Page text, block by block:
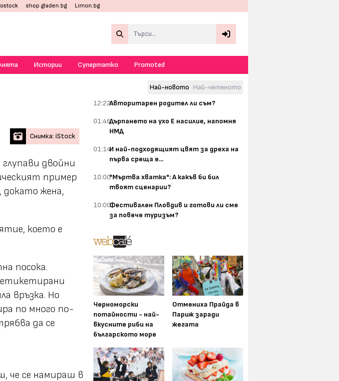
shop.gladen.bg Limon.bg
Истории Супертатко Promoted
Снимка: iStock
двойни
пример
докато жена,
което е
посока.
връзка. Но
по много по-
да се
че се намираш в
Най-новото Най-четеното
12:22Авторитарен родител ли съм?
01:46Дърпането на ухо Е насилие, напомня
НМД
01:14И най-подходящият цвят за дреха на
първа среща е...
10:00"Мъртва хватка": А какъв би бил
твоят сценарии?
10:00Фестивален Пловдив и готови ли сме
за повече туризъм?
Черноморски
потайности - най-
вкусните риби на
българското море
Отмениха Прайда в
Париж заради
жегата